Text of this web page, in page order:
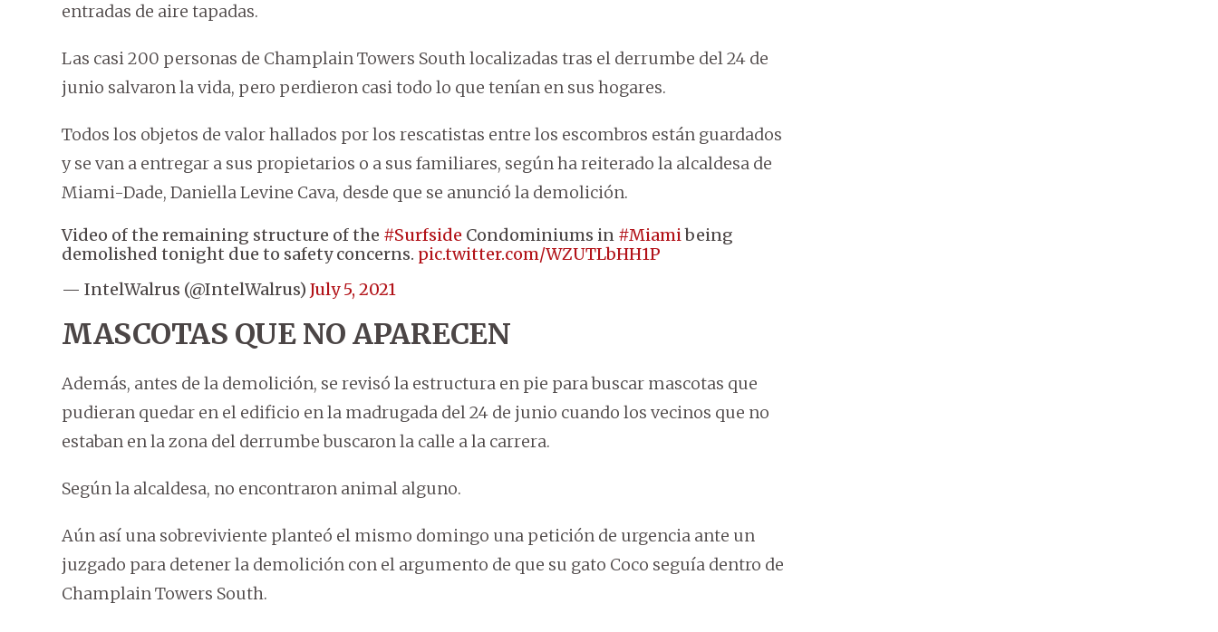
entradas de aire tapadas.
Las casi 200 personas de Champlain Towers South localizadas tras el derrumbe del 24 de
junio salvaron la vida, pero perdieron casi todo lo que tenían en sus hogares.
Todos los objetos de valor hallados por los rescatistas entre los escombros están guardados
y se van a entregar a sus propietarios o a sus familiares, según ha reiterado la alcaldesa de
Miami-Dade, Daniella Levine Cava, desde que se anunció la demolición.
Video of the remaining structure of the #Surfside Condominiums in #Miamibeing
demolished tonight due to safety concerns. pic.twitter.com/WZUTLbHH1P
— IntelWalrus (@IntelWalrus) July 5, 2021
MASCOTAS QUE NO APARECEN
Además, antes de la demolición, se revisó la estructura en pie para buscar mascotas que
pudieran quedar en el edificio en la madrugada del 24 de junio cuando los vecinos que no
estaban en la zona del derrumbe buscaron la calle a la carrera.
Según la alcaldesa, no encontraron animal alguno.
Aún así una sobreviviente planteó el mismo domingo una petición de urgencia ante un
juzgado para detener la demolición con el argumento de que su gato Coco seguía dentro de
Champlain Towers South.